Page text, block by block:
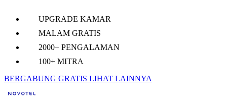
UPGRADE KAMAR
MALAM GRATIS
2000+ PENGALAMAN
100+ MITRA
BERGABUNG GRATIS LIHAT LAINNYA